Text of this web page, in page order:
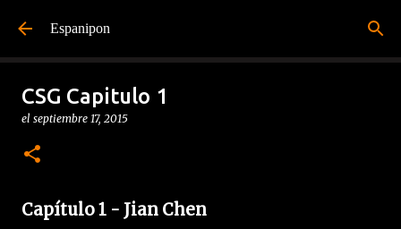
Espanipon
CSG Capitulo 1
el septiembre 17, 2015
Capítulo 1 - Jian Chen